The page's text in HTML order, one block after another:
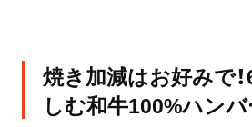
焼き加減はお好みで
しむ和牛100%ハン